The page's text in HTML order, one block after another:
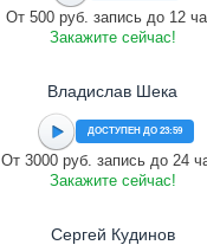
От 500 руб. запись до 12
Закажите сейчас!
Владислав Шека
ДОСТУПЕН ДО 23:59
От 3000 руб. запись до 24
Закажите сейчас!
Сергей Кудинов